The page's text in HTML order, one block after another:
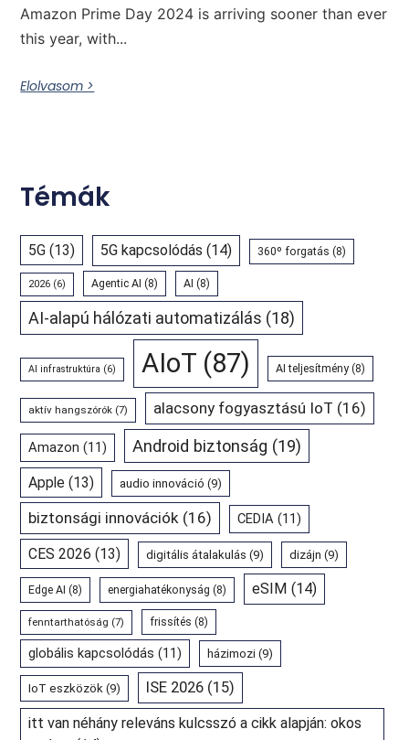
Amazon Prime Day 2024 is arriving sooner than ever
this year, with...
Elolvasom >
Témák
5G (13) 5G kapcsolódás (14) 360º forgatás (8)
2026 (6) Agentic AI (8) AI (8)
AI-alapú hálózati automatizálás (18)
AI infrastruktúra (6) AIoT (87) AI teljesítmény (8)
aktív hangszórók (7) alacsony fogyasztású IoT (16)
Amazon (11) Android biztonság (19)
Apple (13) audio innováció (9)
biztonsági innovációk (16) CEDIA (11)
CES 2026 (13) digitális átalakulás (9) dizájn (9)
Edge AI (8) energiahatékonyság (8) eSIM (14)
fenntarthatóság (7) frissítés (8)
globális kapcsolódás (11) házimozi (9)
IoT eszközök (9) ISE 2026 (15)
itt van néhány releváns kulcsszó a cikk alapján: okos